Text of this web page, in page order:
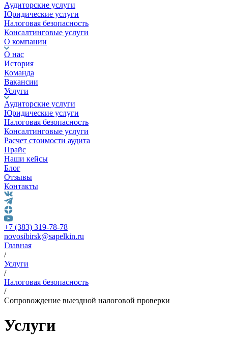
Аудиторские услуги
Юридические услуги
Налоговая безопасность
Консалтинговые услуги
О компании
О нас
История
Команда
Вакансии
Услуги
Аудиторские услуги
Юридические услуги
Налоговая безопасность
Консалтинговые услуги
Расчет стоимости аудита
Прайс
Наши кейсы
Блог
Отзывы
Контакты
+7 (383) 319-78-78
novosibirsk@sapelkin.ru
Главная
/
Услуги
/
Налоговая безопасность
/
Сопровождение выездной налоговой проверки
Услуги